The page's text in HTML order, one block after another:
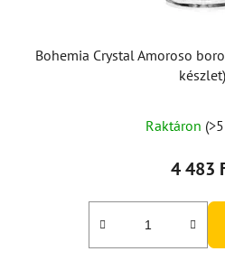
Bohemia Crystal Amoroso
készlet)
Raktáron
4 483